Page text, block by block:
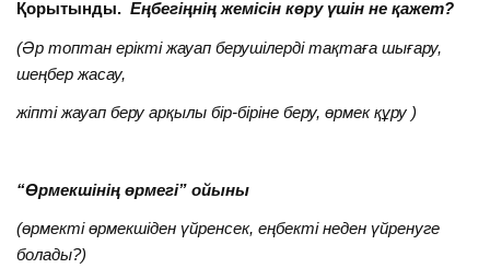
Қорытынды. Еңбегіңнің жемісін көру үшін не қажет?
(Әр топтан ерікті жауап берушілерді тақтаға шығару,
шеңбер жасау,
жіпті жауап беру арқылы бір-біріне беру, өрмек құру )
“Өрмекшінің өрмегі” ойыны
(өрмекті өрмекшіден үйренсек, еңбекті неден үйренуге
болады?)